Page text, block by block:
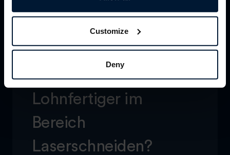
Customize
Deny
Sie suchen einen
Lohnfertiger im
Bereich
Laserschneiden?